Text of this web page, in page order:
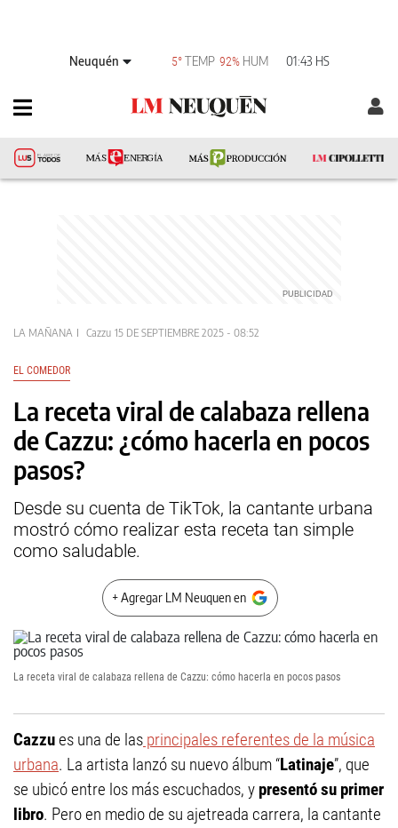
Neuquén 5° TEMP 92% HUM 01:43 HS
LA MAÑANA Cazzu 15 DE SEPTIEMBRE 2025 - 08:52
EL COMEDOR
La receta viral de calabaza rellena
de Cazzu: ¿cómo hacerla en pocos
pasos?
Desde su cuenta de TikTok, la cantante urbana
mostró cómo realizar esta receta tan simple
como saludable.
+ Agregar LM Neuquen en
La receta viral de calabaza rellena de Cazzu: cómo hacerla en pocos pasos
Cazzues una de las principales referentes de la música
urbana. La artista lanzó su nuevo álbum “Latinaje”, que
se ubicó entre los más escuchados, y presentó su primer
libro. Pero en medio de su ajetreada carrera, la cantante